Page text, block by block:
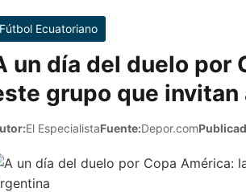
Fútbol Ecuatoriano
un día del duelo por
grupo que
El EspecialistaFuente:Depor.com